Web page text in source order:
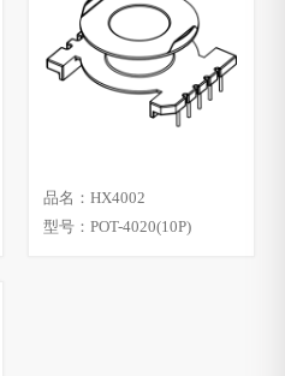
品名：HX4002
型号：POT-4020(10P)